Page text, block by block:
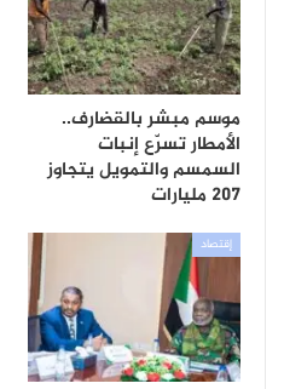
موسم مبشر بالقضارف..
الأمطار تسرّع إنبات
السمسم والتمويل يتجاوز
207 مليارات
إقتصاد